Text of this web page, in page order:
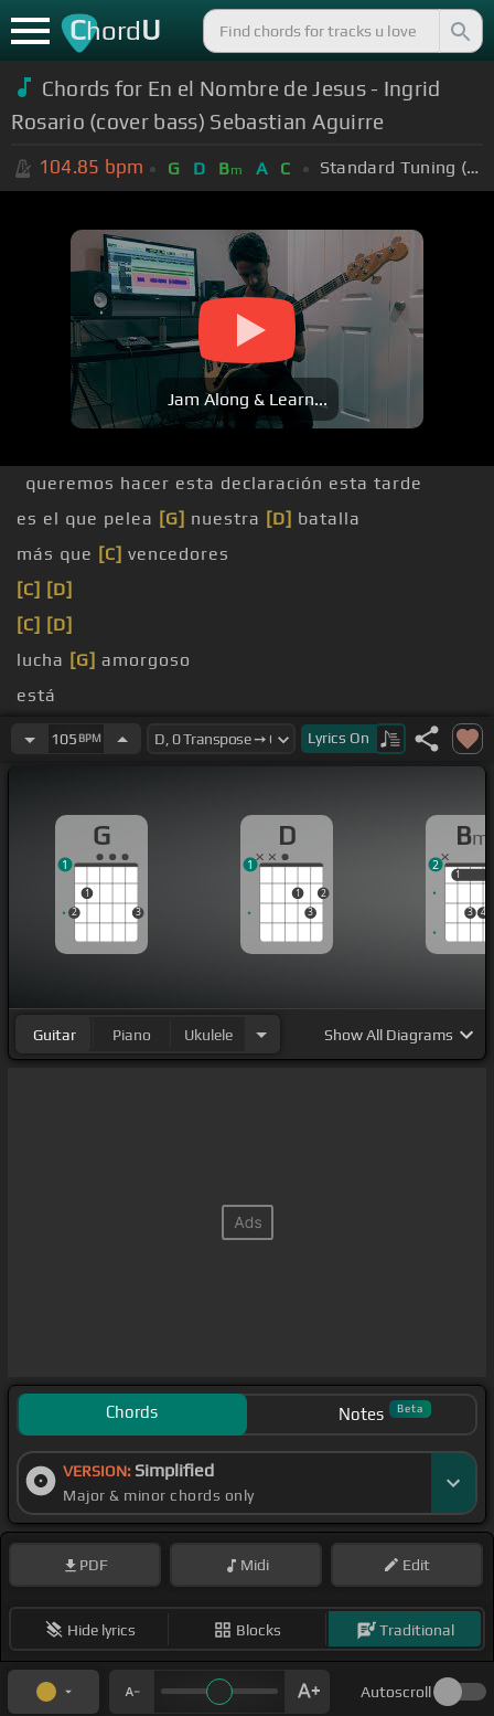
ChordU
Chords for En el Nombre de Jesus - Ingrid
Rosario (cover bass) Sebastian Aguirre
104.85 bpm G D Bm A C Standard Tuning (EADGBE)
Jam Along & Learn...
queremos hacer esta declaración esta tarde
es el que pelea [G] nuestra [D] batalla
más que [C] vencedores
[C] [D]
[C] [D]
lucha [G] amorgoso
está
ya
105 BPM Lyrics On
G
2
1
3
1
D
1
3
2
1
Bm
1
3 4
1
2
Guitar Piano Ukulele ShowAll Diagrams
Chords Notes Beta
VERSION: Simplified
Major & minor chords only
PDF Midi Edit
Hide lyrics Blocks Traditional
Autoscroll